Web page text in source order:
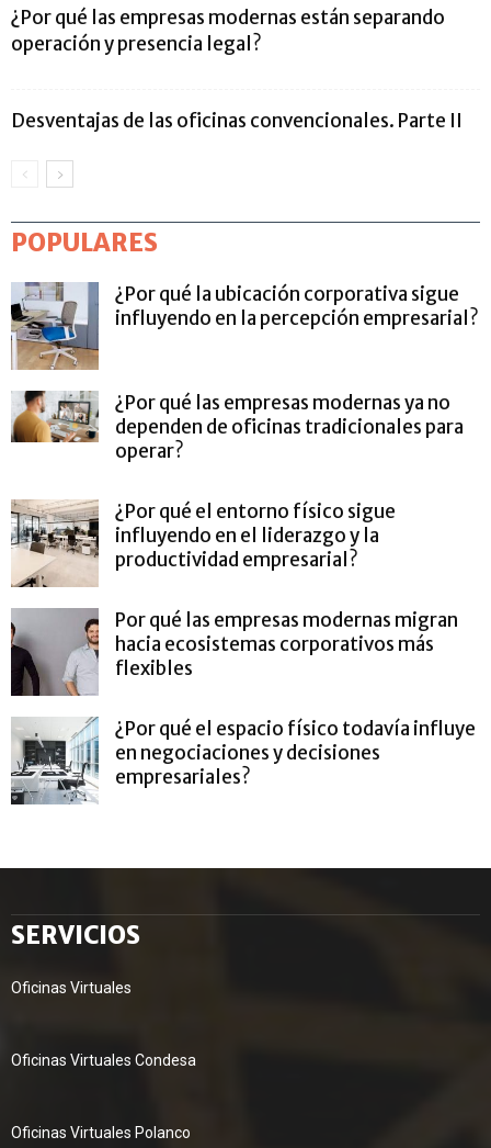
¿Por qué las empresas modernas están separando
operación y presencia legal?
Desventajas de las oficinas convencionales. Parte II
POPULARES
¿Por qué la ubicación corporativa sigue
influyendo en la percepción empresarial?
¿Por qué las empresas modernas ya no
dependen de oficinas tradicionales para
operar?
¿Por qué el entorno físico sigue
influyendo en el liderazgo y la
productividad empresarial?
Por qué las empresas modernas migran
hacia ecosistemas corporativos más
flexibles
¿Por qué el espacio físico todavía influye
en negociaciones y decisiones
empresariales?
SERVICIOS
Oficinas Virtuales
Oficinas Virtuales Condesa
Oficinas Virtuales Polanco